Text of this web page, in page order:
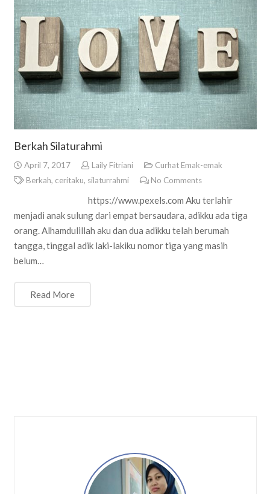
Berkah Silaturahmi
April 7, 2017 Laily Fitriani
Curhat Emak-emak
Berkah, ceritaku, silaturrahmi No Comments
https://www.pexels.com Aku terlahir
menjadi anak sulung dari empat bersaudara, adikku ada tiga
orang. Alhamdulillah aku dan dua adikku telah berumah
tangga, tinggal adik laki-lakiku nomor tiga yang masih
belum…
Read More